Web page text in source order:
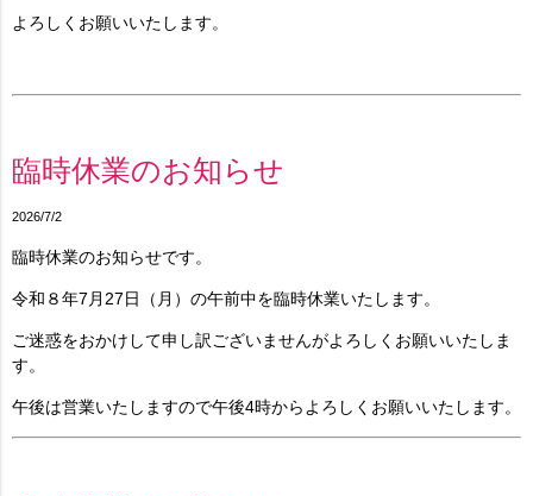
よろしくお願いいたします。
臨時休業のお知らせ
2026/7/2
臨時休業のお知らせです。
令和８年7月27日（月）の午前中を臨時休業いたします。
ご迷惑をおかけして申し訳ございませんがよろしくお願いいたしま
す。
午後は営業いたしますので午後4時からよろしくお願いいたします。